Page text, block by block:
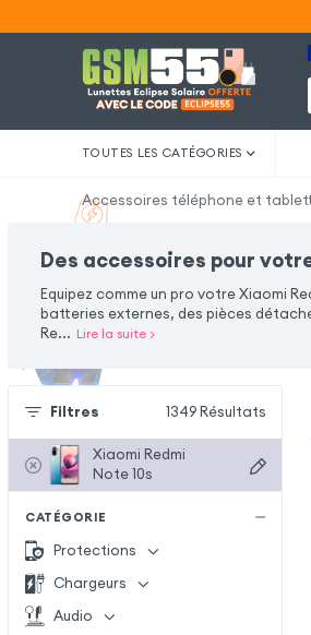
TOUTES LES CATÉGORIES
Accessoires téléphone et
Des accessoires pour
Equipez comme un pro votre Xiaomi
batteries externes, des pièces
Re... Lire la suite>
Filtres 1349 Résultats
Xiaomi Redmi
Note 10s
CATÉGORIE
Protections
Chargeurs
Audio